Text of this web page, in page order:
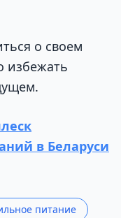
о своем
избежать
в Беларуси
питание